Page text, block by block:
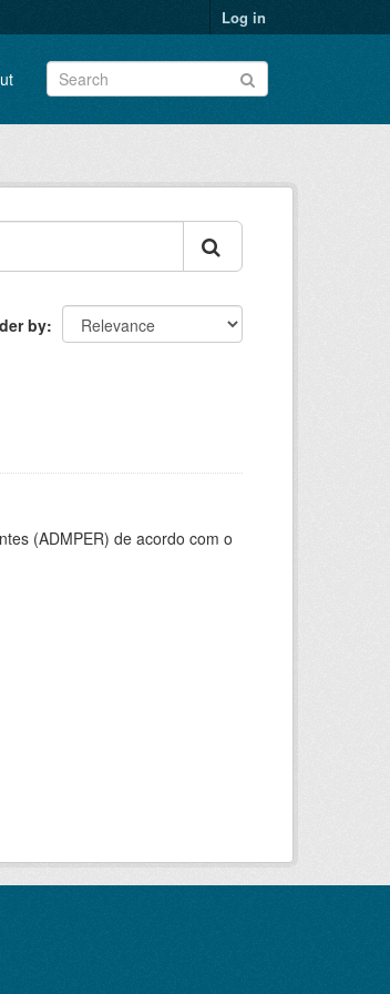
Log in
by
(ADMPER) de acordo com o